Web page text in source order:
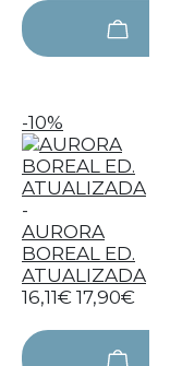
-10%
-
AURORA
BOREAL ED.
ATUALIZADA
16,11€ 17,90€